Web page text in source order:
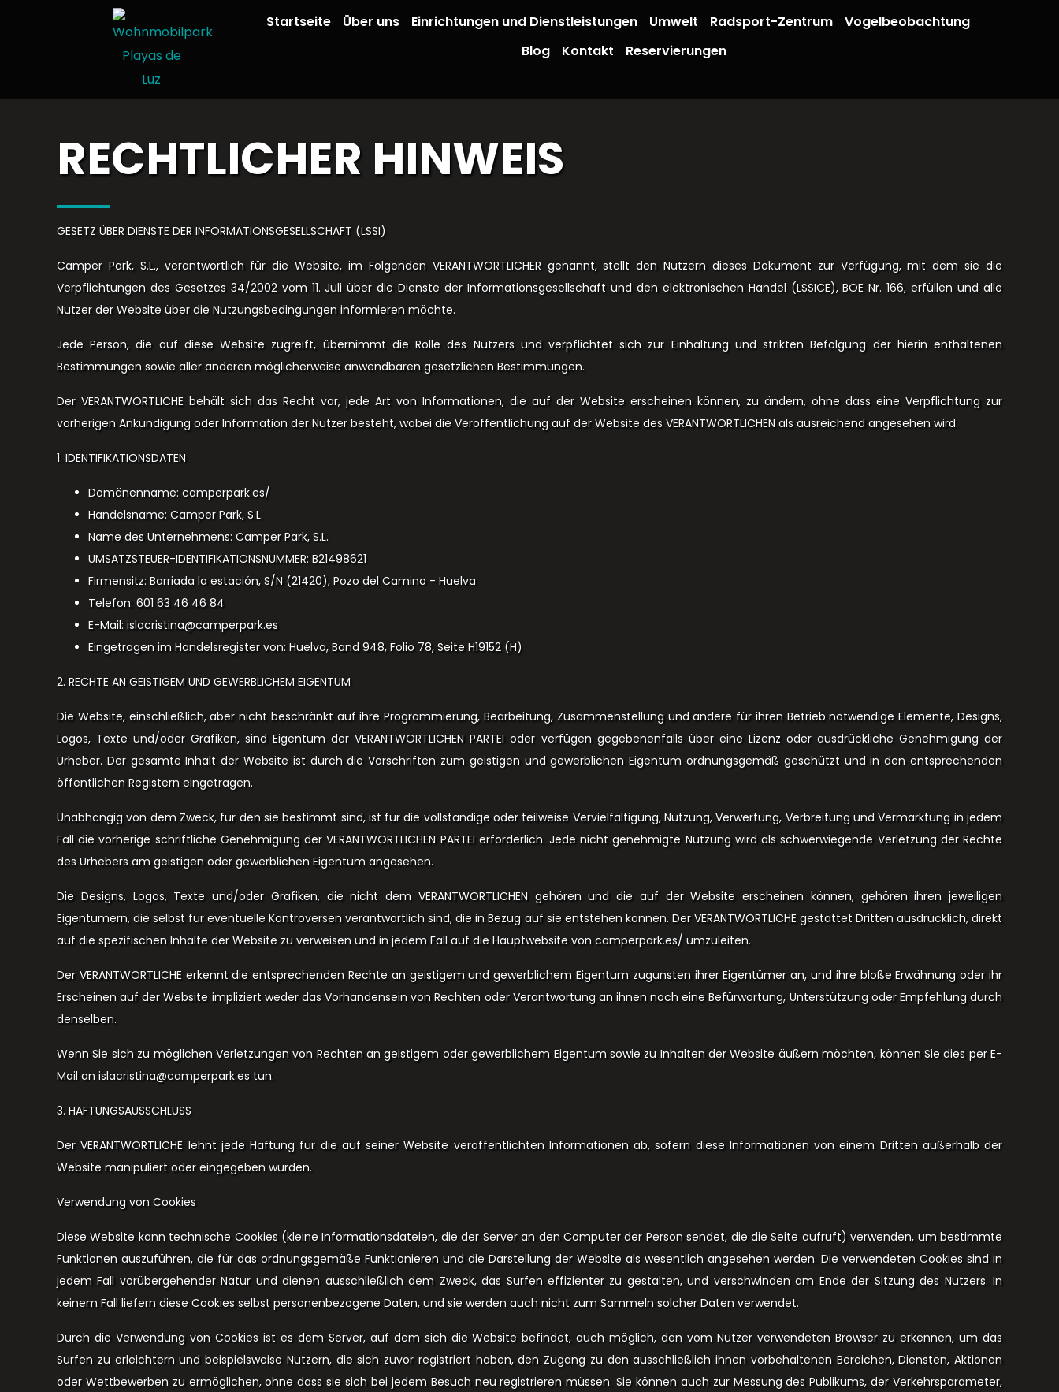
Startseite Über uns Einrichtungen und Dienstleistungen Umwelt Radsport-Zentrum
Vogelbeobachtung
Blog
Kontakt Reservierungen
RECHTLICHER HINWEIS
GESETZ ÜBER DIENSTE DER INFORMATIONSGESELLSCHAFT (LSSI)
Camper Park, S.L., verantwortlich für die Website, im Folgenden VERANTWORTLICHER genannt, stellt den Nutzern dieses Dokument zur Verfügung, mit dem sie die
Verpflichtungen des Gesetzes 34/2002 vom 11. Juli über die Dienste der Informationsgesellschaft und den elektronischen Handel (LSSICE), BOE Nr. 166, erfüllen und alle
Nutzer der Website über die Nutzungsbedingungen informieren möchte.
Jede Person, die auf diese Website zugreift, übernimmt die Rolle des Nutzers und verpflichtet sich zur Einhaltung und strikten Befolgung der hierin enthaltenen
Bestimmungen sowie aller anderen möglicherweise anwendbaren gesetzlichen Bestimmungen.
Der VERANTWORTLICHE behält sich das Recht vor, jede Art von Informationen, die auf der Website erscheinen können, zu ändern, ohne dass eine Verpflichtung zur
vorherigen Ankündigung oder Information der Nutzer besteht, wobei die Veröffentlichung auf der Website des VERANTWORTLICHEN als ausreichend angesehen wird.
1. IDENTIFIKATIONSDATEN
Domänenname: camperpark.es/
Handelsname: Camper Park, S.L.
Name des Unternehmens: Camper Park, S.L.
UMSATZSTEUER-IDENTIFIKATIONSNUMMER: B21498621
Firmensitz: Barriada la estación, S/N (21420), Pozo del Camino - Huelva
Telefon: 601 63 46 46 84
E-Mail: islacristina@camperpark.es
Eingetragen im Handelsregister von: Huelva, Band 948, Folio 78, Seite H19152 (H)
2. RECHTE AN GEISTIGEM UND GEWERBLICHEM EIGENTUM
Die Website, einschließlich, aber nicht beschränkt auf ihre Programmierung, Bearbeitung, Zusammenstellung und andere für ihren Betrieb notwendige Elemente, Designs,
Logos, Texte und/oder Grafiken, sind Eigentum der VERANTWORTLICHEN PARTEI oder verfügen gegebenenfalls über eine Lizenz oder ausdrückliche Genehmigung der
Urheber. Der gesamte Inhalt der Website ist durch die Vorschriften zum geistigen und gewerblichen Eigentum ordnungsgemäß geschützt und in den entsprechenden
öffentlichen Registern eingetragen.
Unabhängig von dem Zweck, für den sie bestimmt sind, ist für die vollständige oder teilweise Vervielfältigung, Nutzung, Verwertung, Verbreitung und Vermarktung in jedem
Fall die vorherige schriftliche Genehmigung der VERANTWORTLICHEN PARTEI erforderlich. Jede nicht genehmigte Nutzung wird als schwerwiegende Verletzung der Rechte
des Urhebers am geistigen oder gewerblichen Eigentum angesehen.
Die Designs, Logos, Texte und/oder Grafiken, die nicht dem VERANTWORTLICHEN gehören und die auf der Website erscheinen können, gehören ihren jeweiligen
Eigentümern, die selbst für eventuelle Kontroversen verantwortlich sind, die in Bezug auf sie entstehen können. Der VERANTWORTLICHE gestattet Dritten ausdrücklich, direkt
auf die spezifischen Inhalte der Website zu verweisen und in jedem Fall auf die Hauptwebsite von camperpark.es/ umzuleiten.
Der VERANTWORTLICHE erkennt die entsprechenden Rechte an geistigem und gewerblichem Eigentum zugunsten ihrer Eigentümer an, und ihre bloße Erwähnung oder ihr
Erscheinen auf der Website impliziert weder das Vorhandensein von Rechten oder Verantwortung an ihnen noch eine Befürwortung, Unterstützung oder Empfehlung durch
denselben.
Wenn Sie sich zu möglichen Verletzungen von Rechten an geistigem oder gewerblichem Eigentum sowie zu Inhalten der Website äußern möchten, können Sie dies per E-
Mail an islacristina@camperpark.es tun.
3. HAFTUNGSAUSSCHLUSS
Der VERANTWORTLICHE lehnt jede Haftung für die auf seiner Website veröffentlichten Informationen ab, sofern diese Informationen von einem Dritten außerhalb der
Website manipuliert oder eingegeben wurden.
Verwendung von Cookies
Diese Website kann technische Cookies (kleine Informationsdateien, die der Server an den Computer der Person sendet, die die Seite aufruft) verwenden, um bestimmte
Funktionen auszuführen, die für das ordnungsgemäße Funktionieren und die Darstellung der Website als wesentlich angesehen werden. Die verwendeten Cookies sind in
jedem Fall vorübergehender Natur und dienen ausschließlich dem Zweck, das Surfen effizienter zu gestalten, und verschwinden am Ende der Sitzung des Nutzers. In
keinem Fall liefern diese Cookies selbst personenbezogene Daten, und sie werden auch nicht zum Sammeln solcher Daten verwendet.
Durch die Verwendung von Cookies ist es dem Server, auf dem sich die Website befindet, auch möglich, den vom Nutzer verwendeten Browser zu erkennen, um das
Surfen zu erleichtern und beispielsweise Nutzern, die sich zuvor registriert haben, den Zugang zu den ausschließlich ihnen vorbehaltenen Bereichen, Diensten, Aktionen
oder Wettbewerben zu ermöglichen, ohne dass sie sich bei jedem Besuch neu registrieren müssen. Sie können auch zur Messung des Publikums, der Verkehrsparameter,